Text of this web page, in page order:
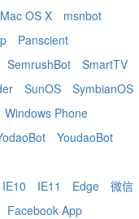
Mac OS X
msnbot
Panscient
SemrushBot
SmartTV
SunOS
SymbianOS
Windows Phone
YoudaoBot
IE10 IE11 Edge
微信
Facebook App